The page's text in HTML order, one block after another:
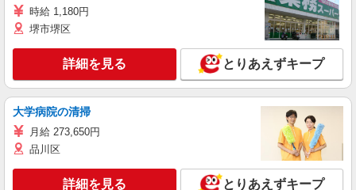
時給 1,180円
堺市堺区
詳細を見る とりあえずキープ
大学病院の清掃
月給 273,650円
品川区
詳細を見る とりあえずキープ